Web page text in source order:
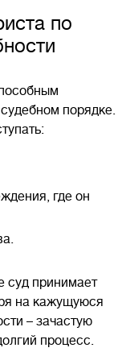
по
порядке.
где он
суд принимает
на кажущуюся
– зачастую
процесс.